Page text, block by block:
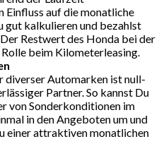
Einfluss auf die monatliche
gut kalkulieren und bezahlst
Restwert des Honda bei der
beim Kilometerleasing.
diverser Automarken ist null-
Partner. So kannst Du
von Sonderkonditionen im
in den Angeboten um und
einer attraktiven monatlichen